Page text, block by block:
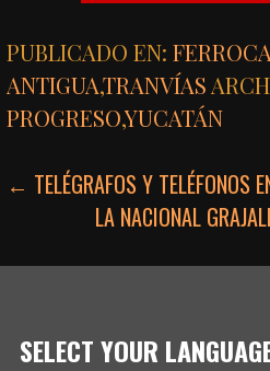
PUBLICADO EN:
ANTIGUA,TRANVÍAS
PROGRESO,YUCATÁN
NAVEGACIÓN
← TELÉGRAFOS Y TELÉFONOS
LA NACIONAL
SELECT YOUR